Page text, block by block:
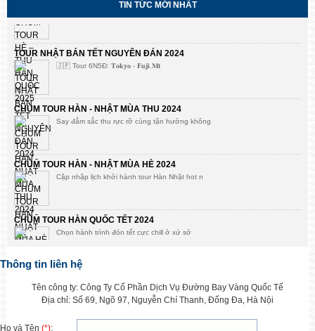
TIN TỨC MỚI NHẤT
Săn lá vàng, chạm cỏ hồng – Ưu đãi sớm
TOUR NHẬT BẢN TẾT NGUYÊN ĐÁN 2024
🇯🇵 Tour 6N5Đ: 𝐓𝐨𝐤𝐲𝐨 - 𝐅𝐮𝐣𝐢.𝐌𝐭
CHÙM TOUR HÀN - NHẬT MÙA THU 2024
Say đắm sắc thu rực rỡ cùng tận hưởng không
CHÙM TOUR HÀN - NHẬT MÙA HÈ 2024
Cập nhập lịch khởi hành tour Hàn Nhật hot n
CHÙM TOUR HÀN QUỐC TẾT 2024
Chọn hành trình đón tết cực chill ở xứ sở
Bùng khuyến mại tour mùa hè 2023
Mừng mùa thi qua đi, đón hè rực rỡ Golden
KHUYẾN MẠI TOUR HÀN NHẬT DUY NHẤT CÓ TẠI GOLDEN FLIGHT
Thông tin liên hệ
Tên công ty: Công Ty Cổ Phần Dịch Vụ Đường Bay Vàng Quốc Tế
Địa chỉ: Số 69, Ngõ 97, Nguyễn Chí Thanh, Đống Đa, Hà Nội
Họ và Tên (*):